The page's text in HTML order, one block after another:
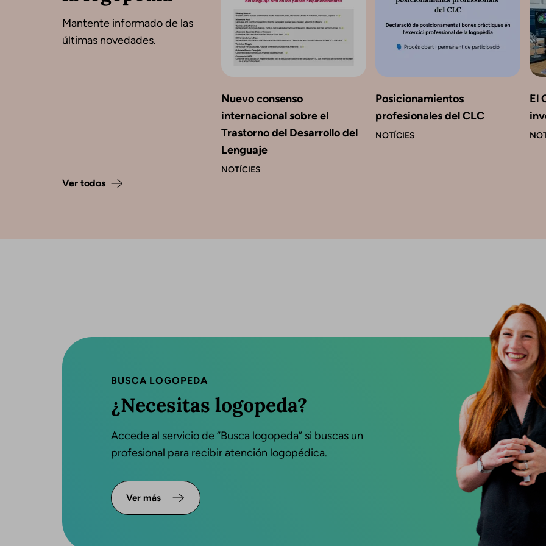
Mantente informado de las
últimas novedades.
Nuevo consenso
internacional sobre el
Trastorno del Desarrollo del
Lenguaje
NOTÍCIES
Posicionamientos
profesionales del CLC
NOTÍCIES
El
Ver todos
BUSCA LOGOPEDA
¿Necesitas logopeda?
Accede al servicio de “Busca logopeda” si buscas un
profesional para recibir atención logopédica.
Ver más